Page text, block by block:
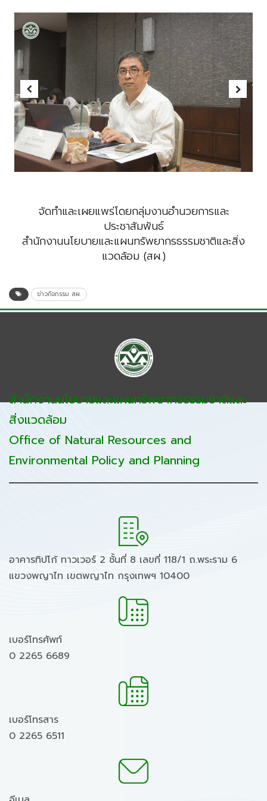
Previous Next
จัดทำและเผยแพร่โดยกลุ่มงานอำนวยการและ
ประชาสัมพันธ์
สำนักงานนโยบายและแผนทรัพยากรธรรมชาติและสิ่ง
แวดล้อม (สผ.)
ข่าวกิจกรรม สผ.
สำนักงานนโยบายและแผนทรัพยากรธรรมชาติและ
สิ่งแวดล้อม
Office of Natural Resources and
Environmental Policy and Planning
อาคารทิปโก้ ทาวเวอร์ 2 ชั้นที่ 8 เลขที่ 118/1 ถ.พระราม 6
แขวงพญาไท เขตพญาไท กรุงเทพฯ 10400
เบอร์โทรศัพท์
0 2265 6689
เบอร์โทรสาร
0 2265 6511